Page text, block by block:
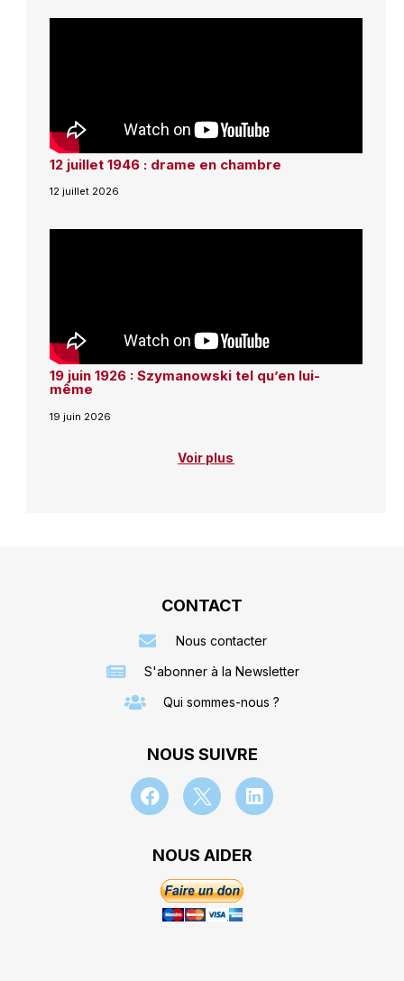
12 juillet 1946 : drame en chambre
12 juillet 2026
19 juin 1926 : Szymanowski tel qu’en lui-
même
19 juin 2026
Voir plus
CONTACT
Nous contacter
S'abonner à la Newsletter
Qui sommes-nous ?
NOUS SUIVRE
NOUS AIDER